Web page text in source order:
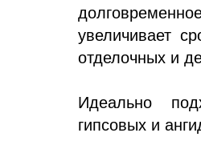
увеличивает
отделочных и
Идеально
гипсовых и